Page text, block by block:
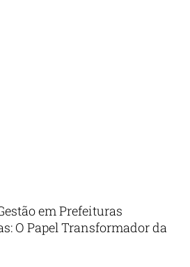
em Prefeituras
O Papel Transformador da